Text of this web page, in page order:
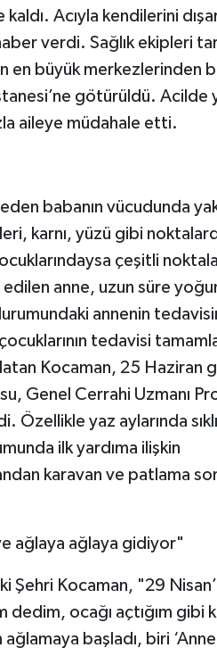
Acıyla kendilerini
verdi. Sağlık ekipleri
en büyük merkezlerinden
götürüldü. Acilde
aileye müdahale etti.
babanın vücudunda
karnı, yüzü gibi
çeşitli
anne, uzun süre
annenin
tedavisi
Kocaman, 25 Haziran
Genel Cerrahi Uzmanı
Özellikle yaz aylarında
ilk yardıma ilişkin
karavan ve patlama
ağlaya ağlaya gidiyor"
Şehri Kocaman, "29
ocağı açtığım gibi
başladı, biri ‘Anne